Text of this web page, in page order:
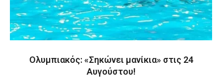
Ολυμπιακός: «Σηκώνει μανίκια» στις 24
Αυγούστου!